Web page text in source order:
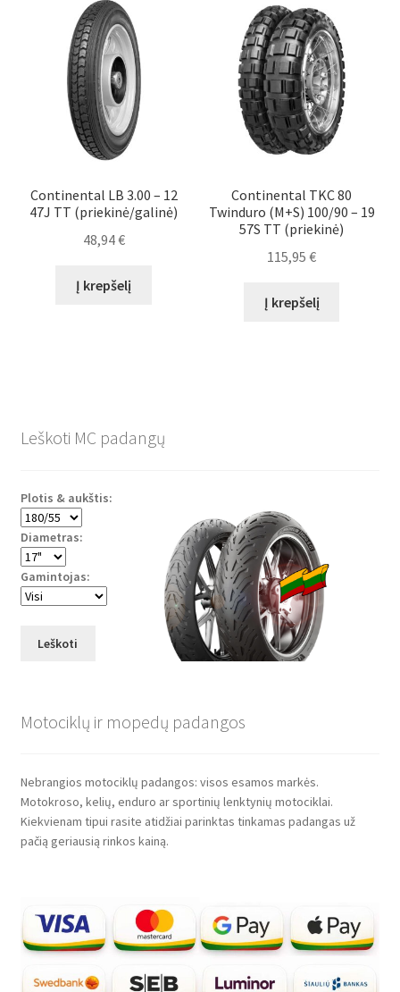
Continental LB 3.00 – 12
47J TT (priekinė/galinė)
48,94€
Į krepšelį
Continental TKC 80
Twinduro (M+S) 100/90 – 19
57S TT (priekinė)
115,95€
Į krepšelį
Leškoti MC padangų
Plotis & aukštis:
Diametras:
Gamintojas:
Leškoti
Motociklų ir mopedų padangos
Nebrangios motociklų padangos: visos esamos markės.
Motokroso, kelių, enduro ar sportinių lenktynių motociklai.
Kiekvienam tipui rasite atidžiai parinktas tinkamas padangas už
pačią geriausią rinkos kainą.